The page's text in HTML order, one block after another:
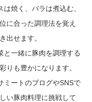
は焼く、バラは煮込む、
に合った調理法を覚え
出せます。
と一緒に豚肉を調理する
りも豊かになります。
ミートのブログやSNSで
い豚肉料理に挑戦して